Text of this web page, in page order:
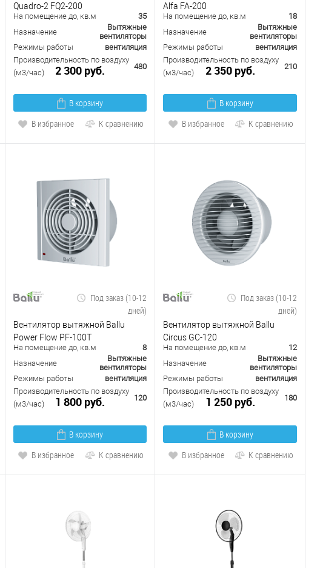
Quadro-2 FQ2-200
На помещение до, кв.м
35
Назначение
Вытяжные
вентиляторы
Режимы работы
вентиляция
Производительность по воздуху
(м3/час)
480
2 300 руб.
В корзину
В избранное
К сравнению
Alfa FA-200
На помещение до, кв.м
18
Назначение
Вытяжные
вентиляторы
Режимы работы
вентиляция
Производительность по воздуху
(м3/час)
210
2 350 руб.
В корзину
В избранное
К сравнению
Под заказ (10-12
дней)
Вентилятор вытяжной Ballu
Power Flow PF-100T
На помещение до, кв.м
8
Назначение
Вытяжные
вентиляторы
Режимы работы
вентиляция
Производительность по воздуху
(м3/час)
120
1 800 руб.
В корзину
В избранное
К сравнению
Под заказ (10-12
дней)
Вентилятор вытяжной Ballu
Circus GC-120
На помещение до, кв.м
12
Назначение
Вытяжные
вентиляторы
Режимы работы
вентиляция
Производительность по воздуху
(м3/час)
180
1 250 руб.
В корзину
В избранное
К сравнению